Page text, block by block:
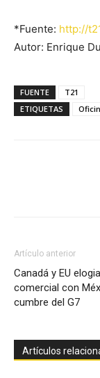
*Fuente: http://
Autor: Enrique
FUENTE
T21
ETIQUETAS
Artículo anterior
Canadá y EU
comercial con
cumbre del G7
Artículos